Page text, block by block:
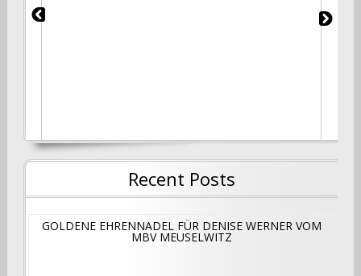
Recent Posts
GOLDENE EHRENNADEL FÜR DENISE WERNER VOM
MBV MEUSELWITZ